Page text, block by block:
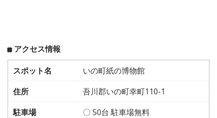
アクセス情報
スポット名
いの町紙の博物館
住所
吾川郡いの町幸町110-1
駐車場
〇 50台 駐車場無料